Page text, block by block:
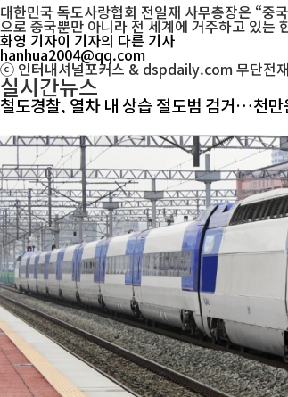
대한민국 독도사랑협회 전일재 사무총장은 “중
으로 중국뿐만 아니라 전 세계에 거주하고 있는
화영 기자이 기자의 다른 기사
hanhua2004@qq.com
ⓒ 인터내셔널포커스 & dspdaily.com 무단전
실시간뉴스
철도경찰, 열차 내 상습 절도범 검거…천만